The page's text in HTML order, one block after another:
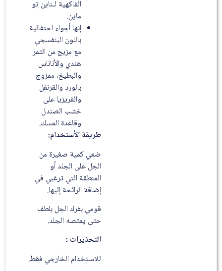
الفاكهية لـناين تو
ماين.
إنها أجواء احتفالية
باللون البنفسجي
مع مزيج من التمر
هندي والأناناس
والبطيخ، ممزوج
بالورد والقرنفل
والفريزيا على
خشب الصندل
وقاعدة المسك.
طريقة الأستخدام:
ضعي كمية صغيرة من
الجل على الجلد أو
المنطقة التي ترغبي في
إضافة الرائحة إليها.
قومي بفرك الجل بلطف
حتى يمتصه الجلد.
التحذيرات :
للاستخدام الخارجي فقط.